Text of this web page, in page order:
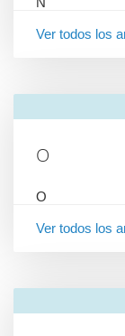
Ver todos los
O
O
Ver todos los